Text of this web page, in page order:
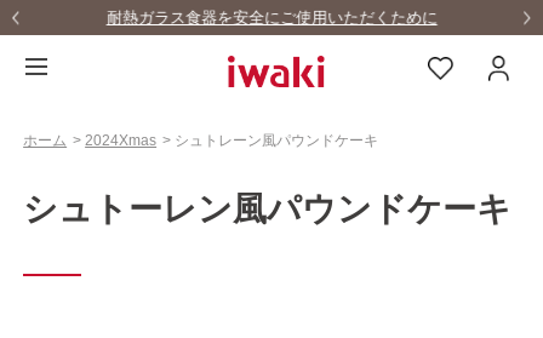
耐熱ガラス食器を安全にご使用いただくために
ホーム >2024Xmas > シュトレーン風パウンドケーキ
シュトーレン風パウンドケーキ